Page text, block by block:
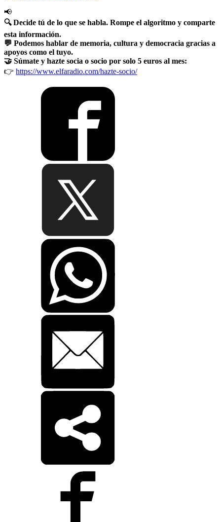
📢
🔍 Decide tú de lo que se habla. Rompe el algoritmo y comparte
esta información.
💬 Podemos hablar de memoria, cultura y democracia gracias a
apoyos como el tuyo.
🤝 Súmate y hazte socia o socio por solo 5 euros al mes:
👉 https://www.elfaradio.com/hazte-socio/